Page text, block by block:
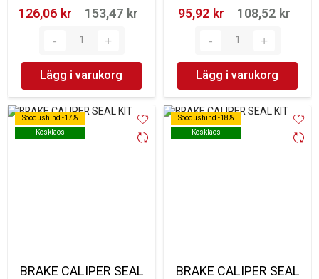
126,06 kr‎
153,47 kr‎
Lägg i varukorg
95,92 kr‎
108,52 kr‎
Lägg i varukorg
Soodushind -17%
Kesklaos
Soodushind -17%
Kesklaos
BRAKE CALIPER SEAL
Soodushind -18%
Kesklaos
Soodushind -18%
Kesklaos
BRAKE CALIPER SEAL